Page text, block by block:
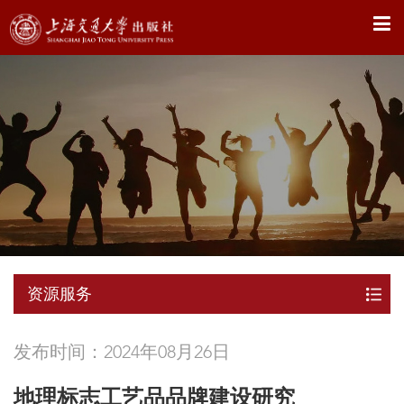
X
资源服务
发布时间：2024年08月26日
地理标志工艺品品牌建设研究